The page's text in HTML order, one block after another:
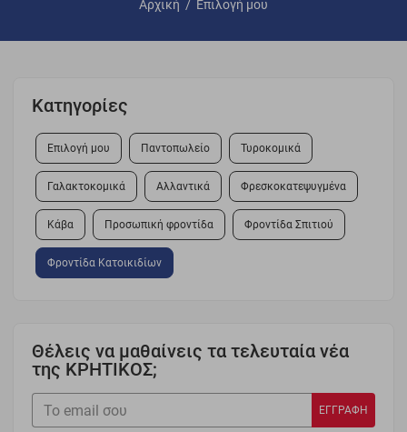
Αρχική / Επιλογή μου
Κατηγορίες
Επιλογή μου Παντοπωλείο Τυροκομικά
Γαλακτοκομικά Αλλαντικά Φρεσκοκατεψυγμένα
Κάβα Προσωπική φροντίδα Φροντίδα Σπιτιού
Φροντίδα Κατοικιδίων
Θέλεις να μαθαίνεις τα τελευταία νέα
της ΚΡΗΤΙΚΟΣ;